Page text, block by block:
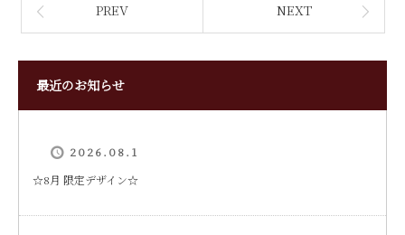
PREV NEXT
最近のお知らせ
2026.08.1
‪☆8月 限定デザイン☆